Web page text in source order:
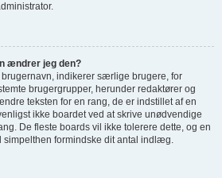
ændrer jeg den?
brugernavn, indikerer særlige brugere, for
brugergrupper, herunder redaktører og
teksten for en rang, de er indstillet af en
ikke boardet ved at skrive unødvendige
De fleste boards vil ikke tolerere dette, og en
simpelthen formindske dit antal indlæg.